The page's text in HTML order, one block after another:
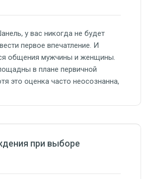
у вас никогда не будет
первое впечатление. И
общения мужчины и женщины.
в плане первичной
это оценка часто неосознанна,
своих знакомств и, в целом,
при выборе